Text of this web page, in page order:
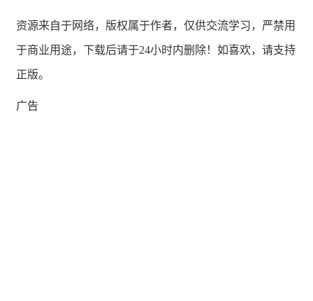
资源来自于网络，版权属于作者，仅供交流学习，严禁用
于商业用途，下载后请于24小时内删除！如喜欢，请支持
正版。
广告